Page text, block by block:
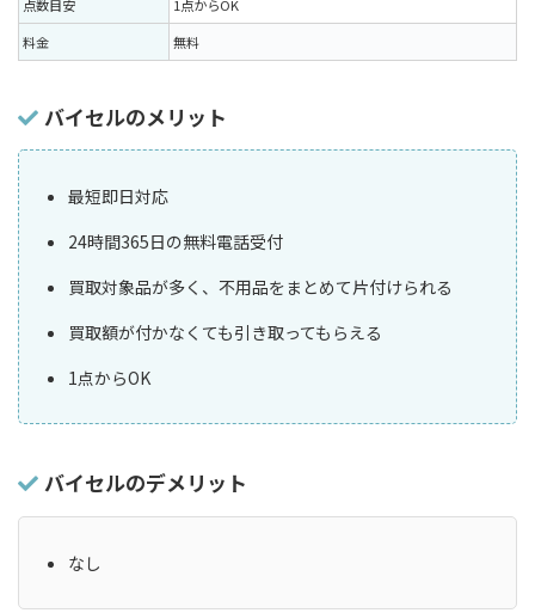
点数目安
1点からOK
料金
無料
バイセルのメリット
最短即日対応
24時間365日の無料電話受付
買取対象品が多く、不用品をまとめて片付けられる
買取額が付かなくても引き取ってもらえる
1点からOK
バイセルのデメリット
なし